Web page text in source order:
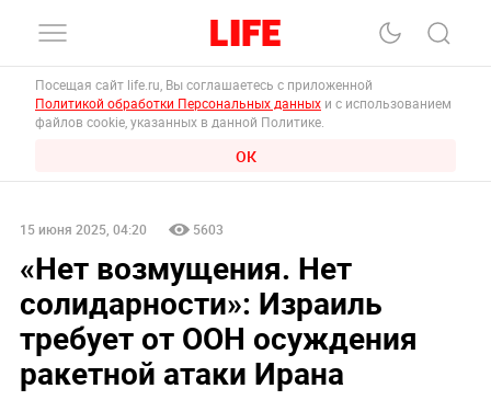
Посещая сайт life.ru, Вы соглашаетесь с приложенной
Политикой обработки Персональных данных и с использованием
файлов cookie, указанных в данной Политике.
ОК
15 июня 2025, 04:20 5603
«Нет возмущения. Нет
солидарности»: Израиль
требует от ООН осуждения
ракетной атаки Ирана